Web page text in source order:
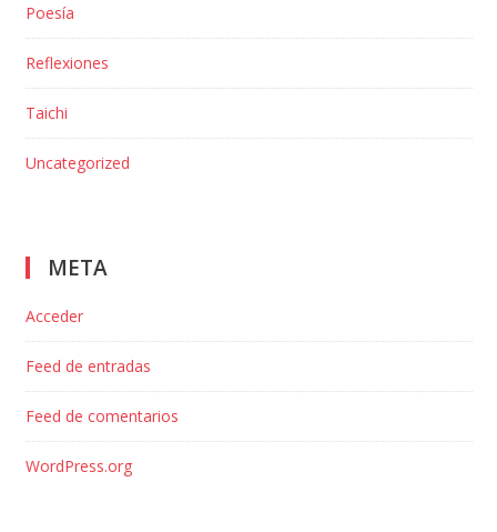
Poesía
Reflexiones
Taichi
Uncategorized
META
Acceder
Feed de entradas
Feed de comentarios
WordPress.org